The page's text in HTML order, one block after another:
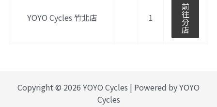
YOYO Cycles 竹北店 1
前
往
分
店
Copyright © 2026 YOYO Cycles | Powered by YOYO
Cycles